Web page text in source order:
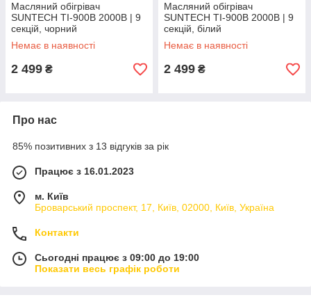
Масляний обігрівач
SUNTECH TI-900B 2000B | 9
секцій, чорний
Немає в наявності
2 499 ₴
Масляний обігрівач
SUNTECH TI-900B 2000B | 9
секцій, білий
Немає в наявності
2 499 ₴
Про нас
85% позитивних з 13 відгуків за рік
Працює з 16.01.2023
м. Київ
Броварський проспект, 17, Київ, 02000, Київ, Україна
Контакти
Сьогодні працює з 09:00 до 19:00
Показати весь графік роботи